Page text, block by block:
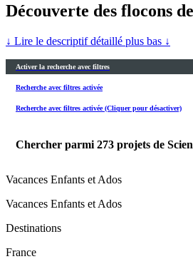
Découverte des flocons
↓ Lire le descriptif détaillé plus bas ↓
Activer la recherche avec filtres
Recherche avec filtres activée
Recherche avec filtres activée (Cliquer pour désactiver)
Chercher parmi 273 projets de
Vacances Enfants et Ados
Vacances Enfants et Ados
Destinations
France